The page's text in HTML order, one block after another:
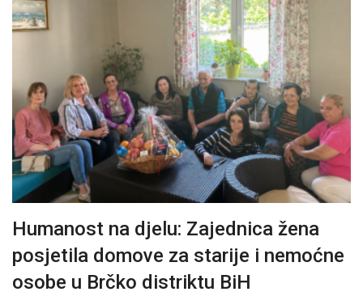
Humanost na djelu: Zajednica žena
posjetila domove za starije i nemoćne
osobe u Brčko distriktu BiH